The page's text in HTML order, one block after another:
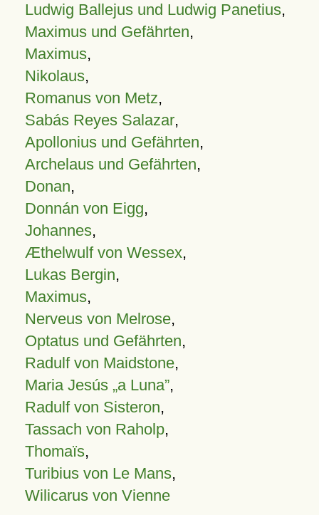
Ludwig Ballejus und Ludwig Panetius,
Maximus und Gefährten,
Maximus,
Nikolaus,
Romanus von Metz,
Sabás Reyes Salazar,
Apollonius und Gefährten,
Archelaus und Gefährten,
Donan,
Donnán von Eigg,
Johannes,
Æthelwulf von Wessex,
Lukas Bergin,
Maximus,
Nerveus von Melrose,
Optatus und Gefährten,
Radulf von Maidstone,
Maria Jesús „a Luna”,
Radulf von Sisteron,
Tassach von Raholp,
Thomaïs,
Turibius von Le Mans,
Wilicarus von Vienne